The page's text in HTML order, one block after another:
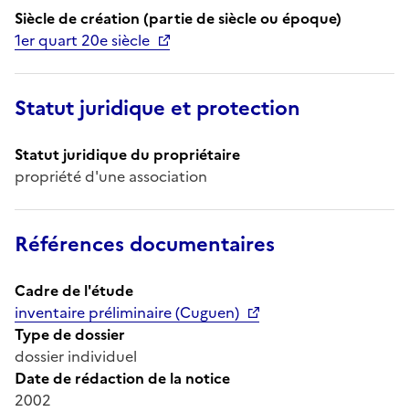
Siècle de création (partie de siècle ou époque)
1er quart 20e siècle
Statut juridique et protection
Statut juridique du propriétaire
propriété d'une association
Références documentaires
Cadre de l'étude
inventaire préliminaire (Cuguen)
Type de dossier
dossier individuel
Date de rédaction de la notice
2002